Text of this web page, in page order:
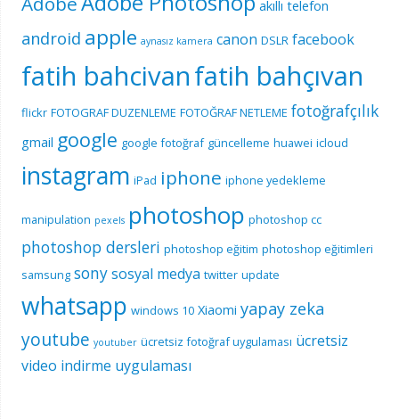
akıllı telefon
android apple aynasız kamera canon DSLR facebook
fatih bahcivanfatih bahçıvan
flickr FOTOGRAF DUZENLEME FOTOĞRAF NETLEME fotoğrafçılık
gmail google google fotoğraf güncelleme huawei icloud
instagram iPad iphone iphone yedekleme
manipulation pexels photoshop photoshop cc
photoshop dersleri photoshop eğitim photoshop eğitimleri
samsung sony sosyal medya twitter update
whatsapp windows 10 Xiaomi yapay zeka
youtube youtuber ücretsiz fotoğraf uygulaması ücretsiz
video indirme uygulaması